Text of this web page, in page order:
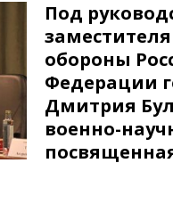
Под
обороны
Федерации
Дмитрия
военно-